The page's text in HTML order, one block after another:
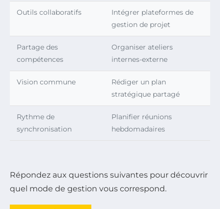
Outils collaboratifs
Intégrer plateformes de
gestion de projet
Partage des
compétences
Organiser ateliers
internes-externe
Vision commune
Rédiger un plan
stratégique partagé
Rythme de
synchronisation
Planifier réunions
hebdomadaires
Répondez aux questions suivantes pour découvrir
quel mode de gestion vous correspond.